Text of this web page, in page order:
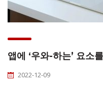
앱에 ‘우와-하는’ 요소
2022-12-09